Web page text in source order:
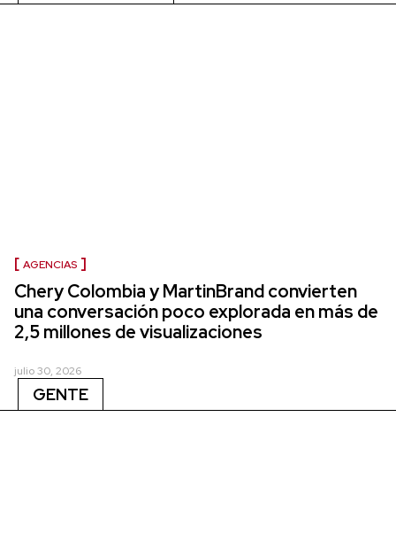
AGENCIAS
Chery Colombia y MartinBrand convierten
una conversación poco explorada en más de
2,5 millones de visualizaciones
julio 30, 2026
GENTE